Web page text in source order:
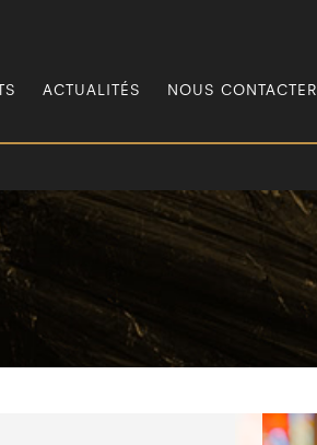
ACTUALITÉS NOUS CONTACTER